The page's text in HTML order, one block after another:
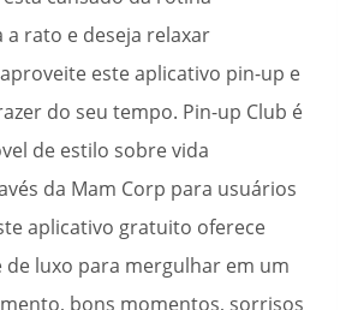
rato e deseja relaxar
este aplicativo pin-up e
do seu tempo. Pin-up Club é
de estilo sobre vida
da Mam Corp para usuários
aplicativo gratuito oferece
de luxo para mergulhar em um
bons momentos, sorrisos